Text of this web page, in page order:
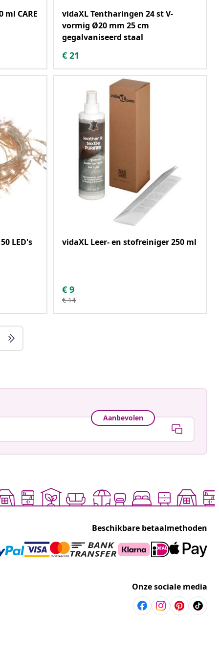
CARE
vidaXL Tentharingen 24 st V-
vormig Ø20 mm 25 cm
gegalvaniseerd staal
€ 21
LED's vidaXL Leer- en stofreiniger 250 ml
€ 9
€ 14
Aanbevolen
Beschikbare betaalmethoden
Onze sociale media